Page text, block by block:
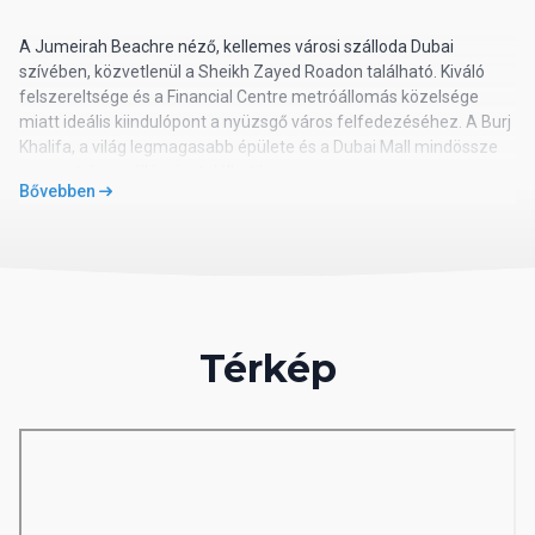
A Jumeirah Beachre néző, kellemes városi szálloda Dubai
szívében, közvetlenül a Sheikh Zayed Roadon található. Kiváló
felszereltsége és a Financial Centre metróállomás közelsége
miatt ideális kiindulópont a nyüzsgő város felfedezéséhez. A Burj
Khalifa, a világ legmagasabb épülete és a Dubai Mall mindössze
távolság a tengerparttól: kb. 6 km
távolság a repülőtértől: 13 km
távolság a vásárlási lehetőségektől: kb. 12 km
Bővebben
Térkép